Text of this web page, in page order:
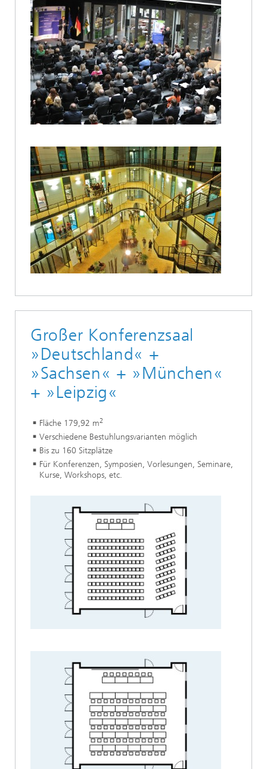
Großer Konferenzsaal
»Deutschland« +
»Sachsen« + »München«
+ »Leipzig«
Fläche 179,92 m2
Verschiedene Bestuhlungsvarianten möglich
Bis zu 160 Sitzplätze
Für Konferenzen, Symposien, Vorlesungen, Seminare,
Kurse, Workshops, etc.